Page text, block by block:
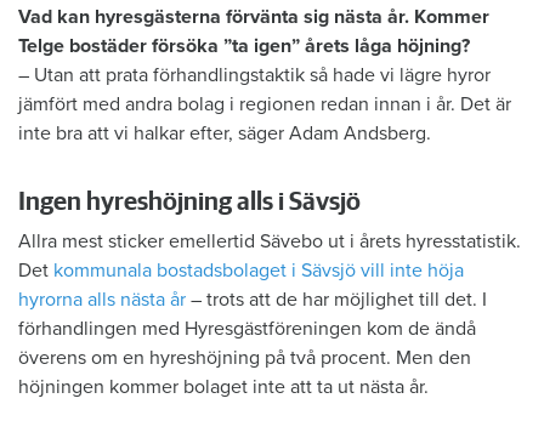
Vad kan hyresgästerna förvänta sig nästa år. Kommer
Telge bostäder försöka ”ta igen” årets låga höjning?
– Utan att prata förhandlingstaktik så hade vi lägre hyror
jämfört med andra bolag i regionen redan innan i år. Det är
inte bra att vi halkar efter, säger Adam Andsberg.
Ingen hyreshöjning alls i Sävsjö
Allra mest sticker emellertid Sävebo ut i årets hyresstatistik.
Det kommunala bostadsbolaget i Sävsjö vill inte höja
hyrorna alls nästa år – trots att de har möjlighet till det. I
förhandlingen med Hyresgästföreningen kom de ändå
överens om en hyreshöjning på två procent. Men den
höjningen kommer bolaget inte att ta ut nästa år.